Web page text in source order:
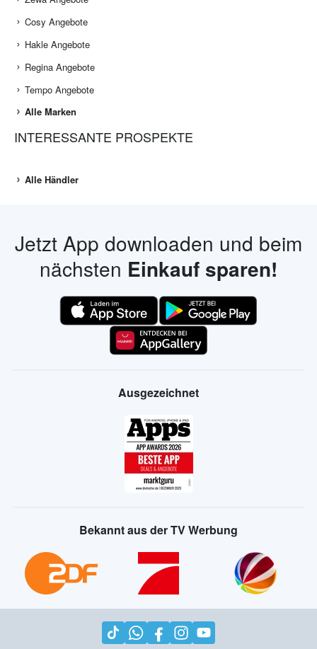
Cosy Angebote
Hakle Angebote
Regina Angebote
Tempo Angebote
Alle Marken
INTERESSANTE PROSPEKTE
Alle Händler
Jetzt App downloaden und beim
nächsten Einkauf sparen!
Ausgezeichnet
Bekannt aus der TV Werbung